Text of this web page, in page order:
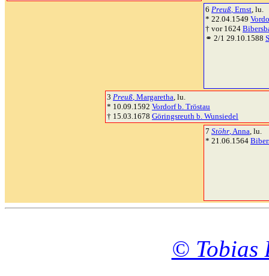
6 Preuß, Ernst, lu.
* 22.04.1549
† vor 1624
⚭ 2/1 29.10.1588
3 Preuß, Margaretha, lu.
* 10.09.1592 Vordorf b. Tröstau
† 15.03.1678 Göringsreuth b. Wunsiedel
7 Stöhr, Anna, lu.
* 21.06.1564
© Tobias